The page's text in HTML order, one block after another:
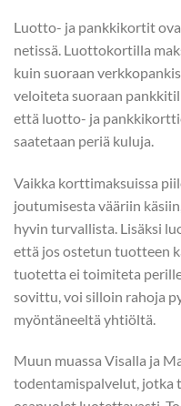
Luotto- ja pankkikortit
netissä. Luottokortilla
kuin suoraan
veloiteta suoraan
että luotto- ja
saatetaan periä kuluja.
Vaikka korttimaksuissa
joutumisesta vääriin
hyvin turvallista. Lisäksi
että jos ostetun tuotteen
tuotetta ei toimiteta
sovittu, voi silloin rahoja
myöntäneeltä yhtiöltä.
Muun muassa Visalla ja
todentamispalvelut, jotka